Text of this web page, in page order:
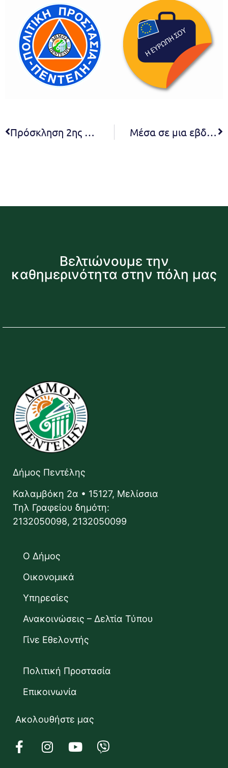
Πρόσκληση 2ης συνεδρίασης Σ.Ε. β΄ βάθμιας εκπαίδευσης 2021 Μέσα σε μια εβδομάδα, απομακρύνθηκαν από τους δρόμους της πόλης 30.000 κυβικά κομμένα κλαδιά και δέντρα που αντιστοιχούν σε όγκο ενός εξαμήνου. Επανέρχεται σε κανονικούς ρυθμούς η πόλη
Βελτιώνουμε την
καθημερινότητα στην πόλη μας
Δήμος Πεντέλης
Καλαμβόκη 2α • 15127, Μελίσσια
Τηλ Γραφείου δημότη:
2132050098, 2132050099
Ο Δήμος
Οικονομικά
Υπηρεσίες
Ανακοινώσεις – Δελτία Τύπου
Γίνε Εθελοντής
Πολιτική Προστασία
Επικοινωνία
Ακολουθήστε μας